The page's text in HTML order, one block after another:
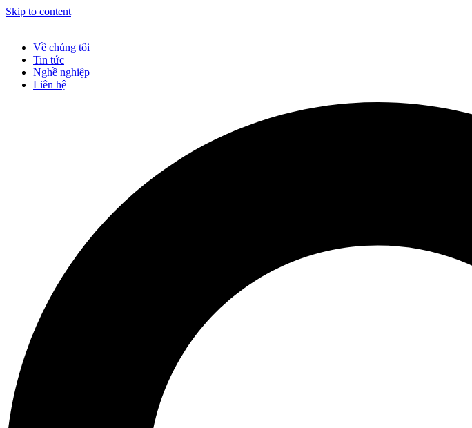
Skip to content
Về chúng tôi
Tin tức
Nghề nghiệp
Liên hệ